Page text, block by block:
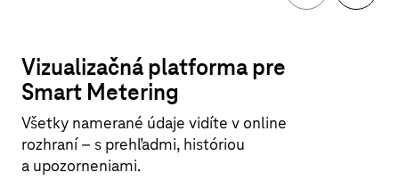
Vizualizačná platforma pre
Smart Metering
Všetky namerané údaje vidíte v online
rozhraní – s prehľadmi, históriou
a upozorneniami.